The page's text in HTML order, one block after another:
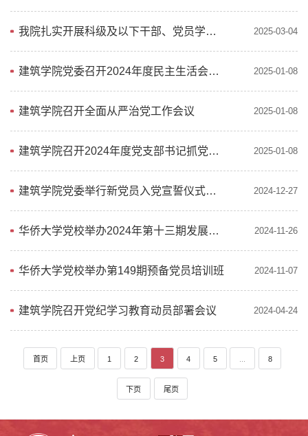
我院扎实开展科级及以下干部、党员学习贯彻党的二十届三中全会精神专题培训 2025-03-04
建筑学院党委召开2024年度民主生活会征求意见座谈会 2025-01-08
建筑学院召开全面从严治党工作会议 2025-01-08
建筑学院召开2024年度党支部书记抓党建工作述职评议会议 2025-01-08
建筑学院党委举行新党员入党宣誓仪式暨学生党员大会 2024-12-27
华侨大学党校举办2024年第十三期发展对象培训班 2024-11-26
华侨大学党校举办第149期预备党员培训班 2024-11-07
建筑学院召开党纪学习教育动员部署会议 2024-04-24
首页 上页 1 2 3 4 5 8
下页 尾页